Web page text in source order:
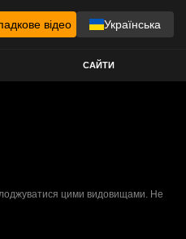
відео Українська
САЙТИ
цими видовищами. Не